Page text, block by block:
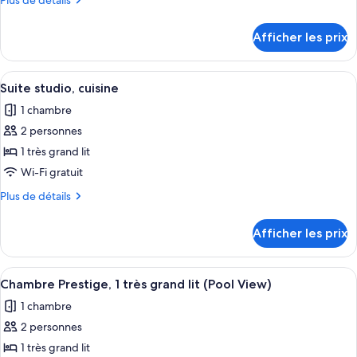
chambre :
The
Casita
Afficher les prix
Afficher
toutes
les
photos
pour
ce
type
Suite
studio,
cuisine
Un salon comprenant un canapé, un
3
Suite studio, cuisine
1 chambre
2 personnes
1 très grand lit
Wi-Fi gratuit
Plus de détails
Plus
Suite
studio,
cuisine
Afficher les prix
Afficher
toutes
les
photos
pour
Une table ronde en bois, avec deux
7
Chambre Prestige, 1 très grand lit (Pool View)
1 chambre
2 personnes
1 très grand lit